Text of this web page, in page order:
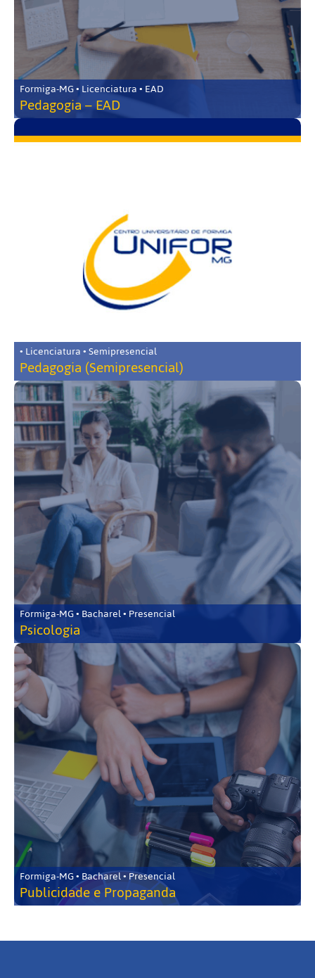
Formiga-MG • Licenciatura • EAD
Pedagogia – EAD
• Licenciatura • Semipresencial
Pedagogia (Semipresencial)
Formiga-MG • Bacharel • Presencial
Psicologia
Formiga-MG • Bacharel • Presencial
Publicidade e Propaganda